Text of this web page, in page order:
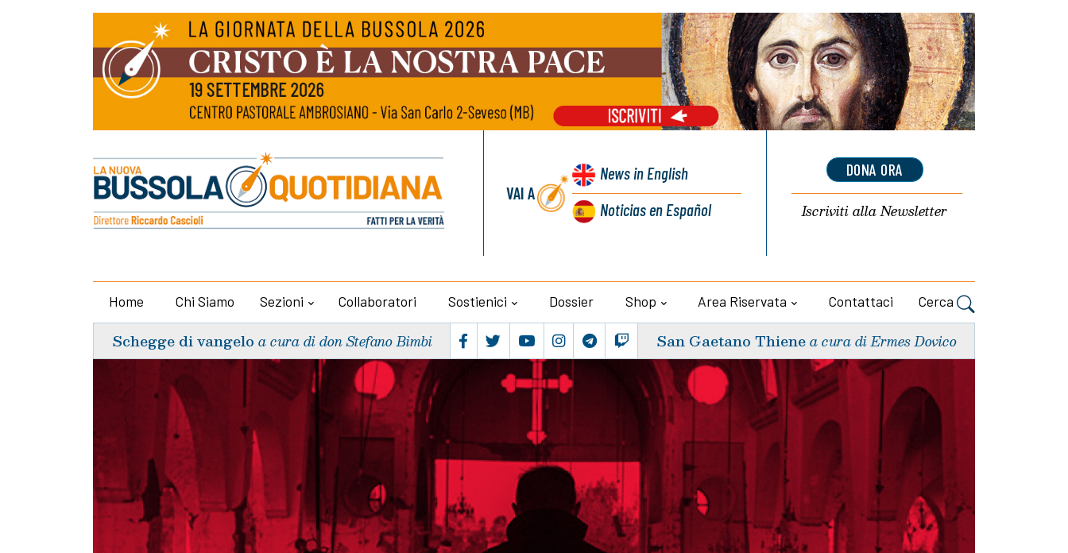
VAI A
Newsin English
Noticiasen Español
DONA ORA
Iscriviti allaNewsletter
Home Chi Siamo Sezioni Collaboratori Sostienici Dossier Shop Area Riservata Contattaci Cerca
Schegge di vangelo a cura di don Stefano Bimbi San Gaetano Thiene a cura di Ermes Dovico